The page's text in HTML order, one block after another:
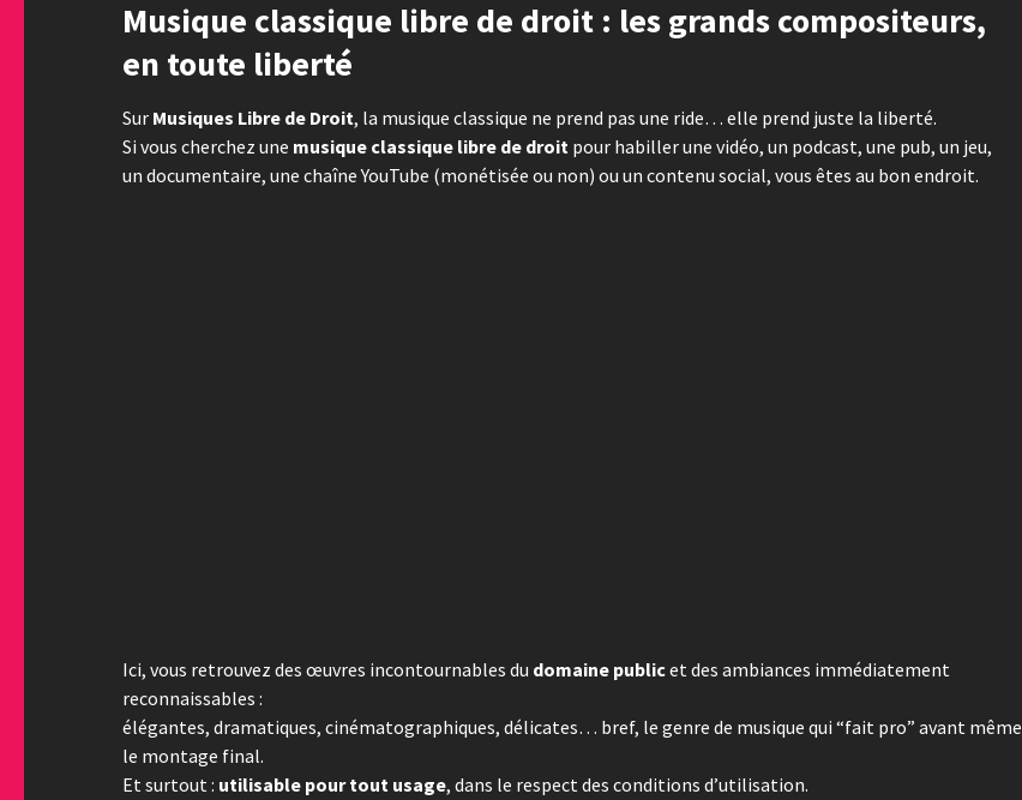
Musique classique libre de droit : les grands compositeurs,
en toute liberté
Sur Musiques Libre de Droit, la musique classique ne prend pas une ride… elle prend juste la liberté.
Si vous cherchez une musique classique libre de droit pour habiller une vidéo, un podcast, une pub, un jeu,
un documentaire, une chaîne YouTube (monétisée ou non) ou un contenu social, vous êtes au bon endroit.
Ici, vous retrouvez des œuvres incontournables du domaine publicet des ambiances immédiatement
reconnaissables :
élégantes, dramatiques, cinématographiques, délicates… bref, le genre de musique qui “fait pro” avant même
le montage final.
Et surtout : utilisable pour tout usage, dans le respect des conditions d’utilisation.